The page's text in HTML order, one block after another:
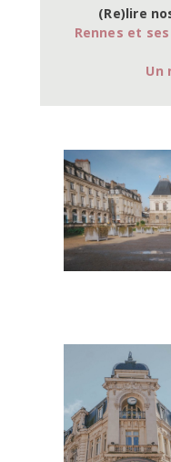
(Re)lire
Rennes et
Un